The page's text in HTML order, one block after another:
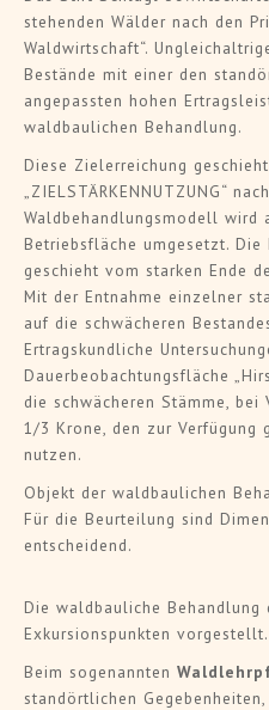
stehenden Wälder nach den
Waldwirtschaft“.
Bestände mit einer den
angepassten hohen
waldbaulichen Behandlung.
Diese Zielerreichung
„ZIELSTÄRKENNUTZUNG“
Waldbehandlungsmodell wird
Betriebsfläche umgesetzt.
geschieht vom starken Ende
Mit der Entnahme einzelner
auf die schwächeren
Ertragskundliche
Dauerbeobachtungsfläche
die schwächeren Stämme,
1/3 Krone, den zur Verfügung
nutzen.
Objekt der waldbaulichen
Für die Beurteilung sind
entscheidend.
Die waldbauliche Behandlung
Exkursionspunkten vorgestellt.
Beim sogenannten
standörtlichen